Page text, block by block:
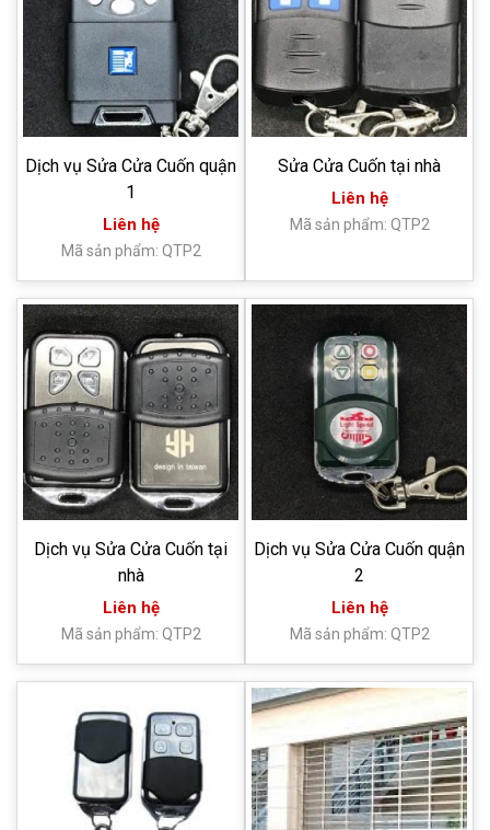
Dịch vụ Sửa Cửa Cuốn quận
1
Liên hệ
Mã sản phẩm: QTP2
Sửa Cửa Cuốn tại nhà
Liên hệ
Mã sản phẩm: QTP2
Dịch vụ Sửa Cửa Cuốn tại
nhà
Liên hệ
Mã sản phẩm: QTP2
Dịch vụ Sửa Cửa Cuốn quận
2
Liên hệ
Mã sản phẩm: QTP2